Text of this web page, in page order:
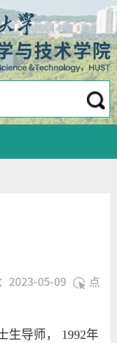
2023-05-09
点
生导师， 1992年